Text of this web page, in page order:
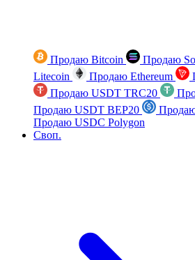
Продаю Bitcoin Продаю
Litecoin
Продаю Ethereum
Продаю USDT TRC20
Продаю USDT BEP20
Продаю USDC Polygon
Своп.